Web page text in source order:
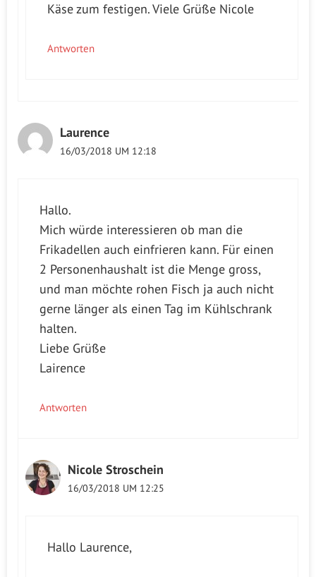
Käse zum festigen. Viele Grüße Nicole
Antworten
Laurence
16/03/2018 UM 12:18
Hallo.
Mich würde interessieren ob man die
Frikadellen auch einfrieren kann. Für einen
2 Personenhaushalt ist die Menge gross,
und man möchte rohen Fisch ja auch nicht
gerne länger als einen Tag im Kühlschrank
halten.
Liebe Grüße
Lairence
Antworten
Nicole Stroschein
16/03/2018 UM 12:25
Hallo Laurence,